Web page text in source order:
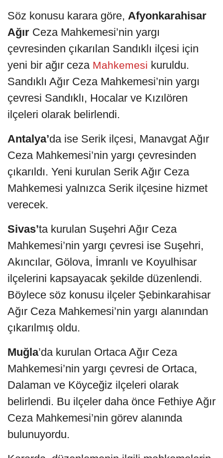
Söz konusu karara göre, Afyonkarahisar
Ağır Ceza Mahkemesi’nin yargı
çevresinden çıkarılan Sandıklı ilçesi için
yeni bir ağır ceza Mahkemesi kuruldu.
Sandıklı Ağır Ceza Mahkemesi’nin yargı
çevresi Sandıklı, Hocalar ve Kızılören
ilçeleri olarak belirlendi.
Antalya’da ise Serik ilçesi, Manavgat Ağır
Ceza Mahkemesi’nin yargı çevresinden
çıkarıldı. Yeni kurulan Serik Ağır Ceza
Mahkemesi yalnızca Serik ilçesine hizmet
verecek.
Sivas’ta kurulan Suşehri Ağır Ceza
Mahkemesi’nin yargı çevresi ise Suşehri,
Akıncılar, Gölova, İmranlı ve Koyulhisar
ilçelerini kapsayacak şekilde düzenlendi.
Böylece söz konusu ilçeler Şebinkarahisar
Ağır Ceza Mahkemesi’nin yargı alanından
çıkarılmış oldu.
Muğla’da kurulan Ortaca Ağır Ceza
Mahkemesi’nin yargı çevresi de Ortaca,
Dalaman ve Köyceğiz ilçeleri olarak
belirlendi. Bu ilçeler daha önce Fethiye Ağır
Ceza Mahkemesi’nin görev alanında
bulunuyordu.